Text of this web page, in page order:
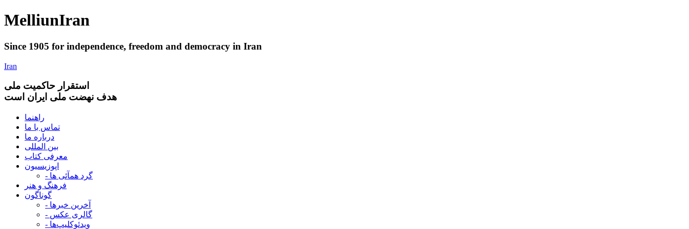
MelliunIran
Since 1905 for independence, freedom and democracy in Iran
Iran
استقرار حاکميت ملی
هدف نهضت ملی ایران است
راهنما
تماس با ما
درباره ما
بین المللی
معرفی کتاب
اپوزیسیون
- گرد همآئی ها
فرهنگ و هنر
گوناگون
- آخرین خبرها
- گالری عکس
- ویدئوکلیپ‌ها